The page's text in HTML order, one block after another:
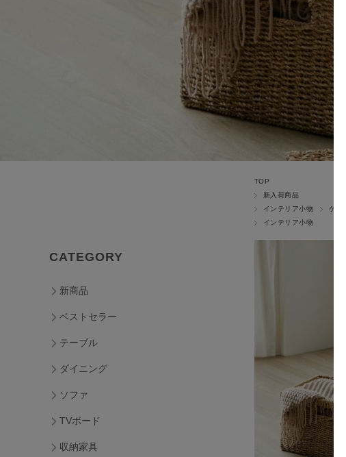
TOP
新入荷商品
インテリア小物
ケー
インテリア小物
CATEGORY
新商品
ベストセラー
テーブル
ダイニング
ソファ
TVボード
収納家具